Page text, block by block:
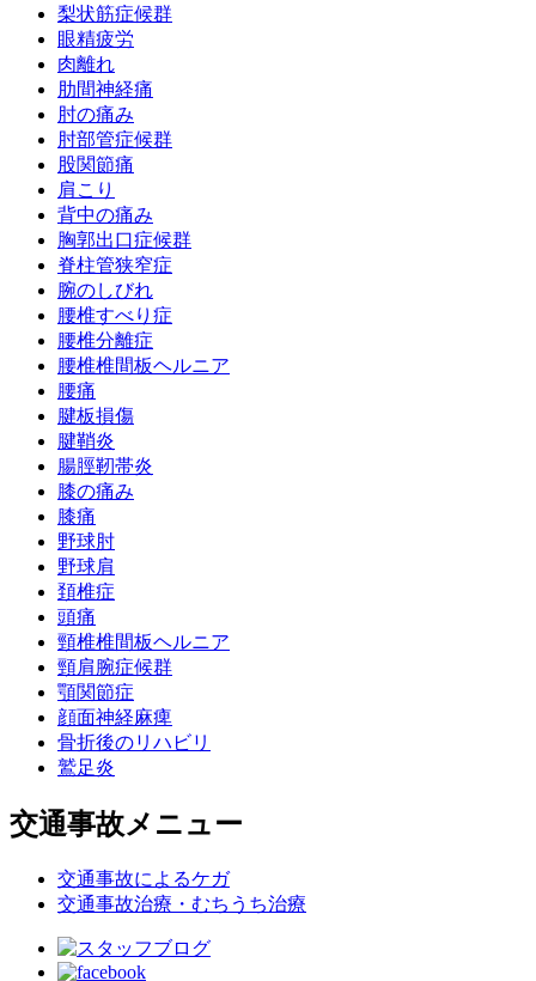
梨状筋症候群
眼精疲労
肉離れ
肋間神経痛
肘の痛み
肘部管症候群
股関節痛
肩こり
背中の痛み
胸郭出口症候群
脊柱管狭窄症
腕のしびれ
腰椎すべり症
腰椎分離症
腰椎椎間板ヘルニア
腰痛
腱板損傷
腱鞘炎
腸脛靭帯炎
膝の痛み
膝痛
野球肘
野球肩
頚椎症
頭痛
頸椎椎間板ヘルニア
頸肩腕症候群
顎関節症
顔面神経麻痺
骨折後のリハビリ
鷲足炎
交通事故メニュー
交通事故によるケガ
交通事故治療・むちうち治療